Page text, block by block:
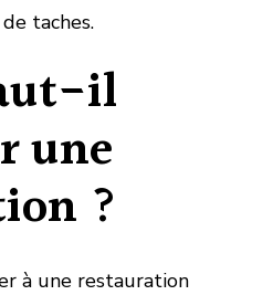
taches.
il
une
?
à une restauration